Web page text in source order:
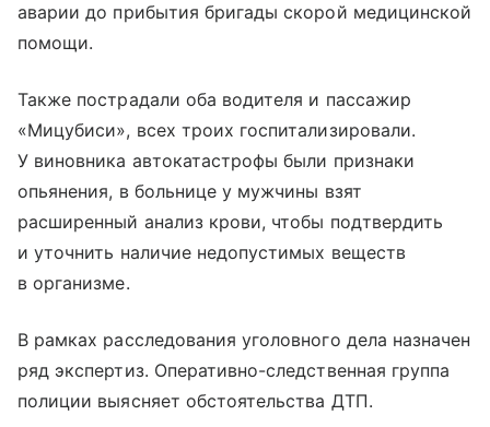
аварии до прибытия бригады скорой медицинской
помощи.
Также пострадали оба водителя и пассажир
«Мицубиси», всех троих госпитализировали.
У виновника автокатастрофы были признаки
опьянения, в больнице у мужчины взят
расширенный анализ крови, чтобы подтвердить
и уточнить наличие недопустимых веществ
в организме.
В рамках расследования уголовного дела назначен
ряд экспертиз. Оперативно-следственная группа
полиции выясняет обстоятельства ДТП.